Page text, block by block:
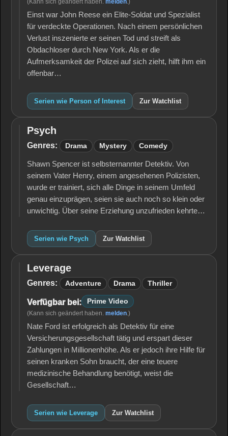
(Kann sich geändert haben. melden.)
Einst war John Reese ein Elite-Soldat und Spezialist
für verdeckte Operationen. Nach einem persönlichen
Verlust inszenierte er seinen Tod und streift als
Obdachloser durch New York. Als er die
Aufmerksamkeit der Polizei auf sich zieht, hilft ihm ein
offenbar…
Serien wie Person of Interest Zur Watchlist
Psych
Psych
Genres: Drama Mystery Comedy
Shawn Spencer ist selbsternannter Detektiv. Von
seinem Vater Henry, einem angesehenen Polizisten,
wurde er trainiert, sich alle Dinge in seinem Umfeld
genau einzuprägen, seien sie auch noch so klein oder
unwichtig. Über seine Erziehung unzufrieden kehrte…
Serien wie Psych Zur Watchlist
Leverage
Leverage
Genres: Adventure Drama Thriller
Verfügbar bei: Prime Video
(Kann sich geändert haben. melden.)
Nate Ford ist erfolgreich als Detektiv für eine
Versicherungsgesellschaft tätig und erspart dieser
Zahlungen in Millionenhöhe. Als er jedoch ihre Hilfe für
seinen kranken Sohn braucht, der eine teuere
medizinische Behandlung benötigt, weist die
Gesellschaft…
Serien wie Leverage Zur Watchlist